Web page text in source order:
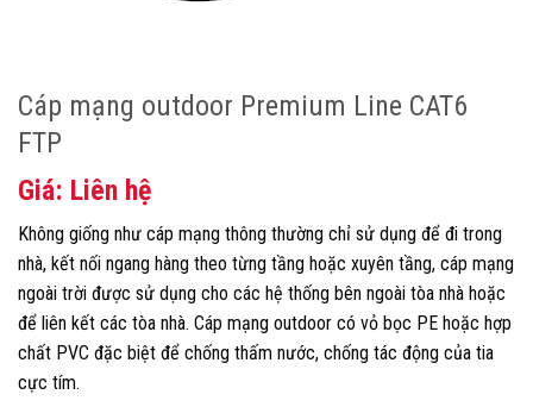
Cáp mạng outdoor Premium Line CAT6
FTP
Giá: Liên hệ
Không giống như cáp mạng thông thường chỉ sử dụng để đi trong
nhà, kết nối ngang hàng theo từng tầng hoặc xuyên tầng, cáp mạng
ngoài trời được sử dụng cho các hệ thống bên ngoài tòa nhà hoặc
để liên kết các tòa nhà. Cáp mạng outdoor có vỏ bọc PE hoặc hợp
chất PVC đặc biệt để chống thấm nước, chống tác động của tia
cực tím.